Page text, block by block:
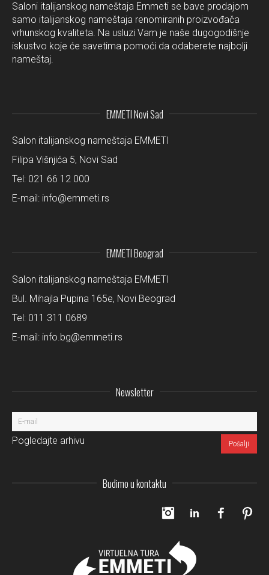
Saloni italijanskog nameštaja Emmeti se bave prodajom
samo italijanskog nameštaja renomiranih proizvođača
vrhunskog kvaliteta. Na usluzi Vam je naše dugogodišnje
iskustvo koje će savetima pomoći da odaberete najbolji
nameštaj.
EMMETI Novi Sad
Salon italijanskog nameštaja EMMETI
Filipa Višnjića 5, Novi Sad
Tel: 021 66 12 000
E-mail: info@emmeti.rs
EMMETI Beograd
Salon italijanskog nameštaja EMMETI
Bul. Mihajla Pupina 165e, Novi Beograd
Tel: 011 311 0689
E-mail: info.bg@emmeti.rs
Newsletter
Pogledajte arhivu
Budimo u kontaktu
InstagramLinkedIn